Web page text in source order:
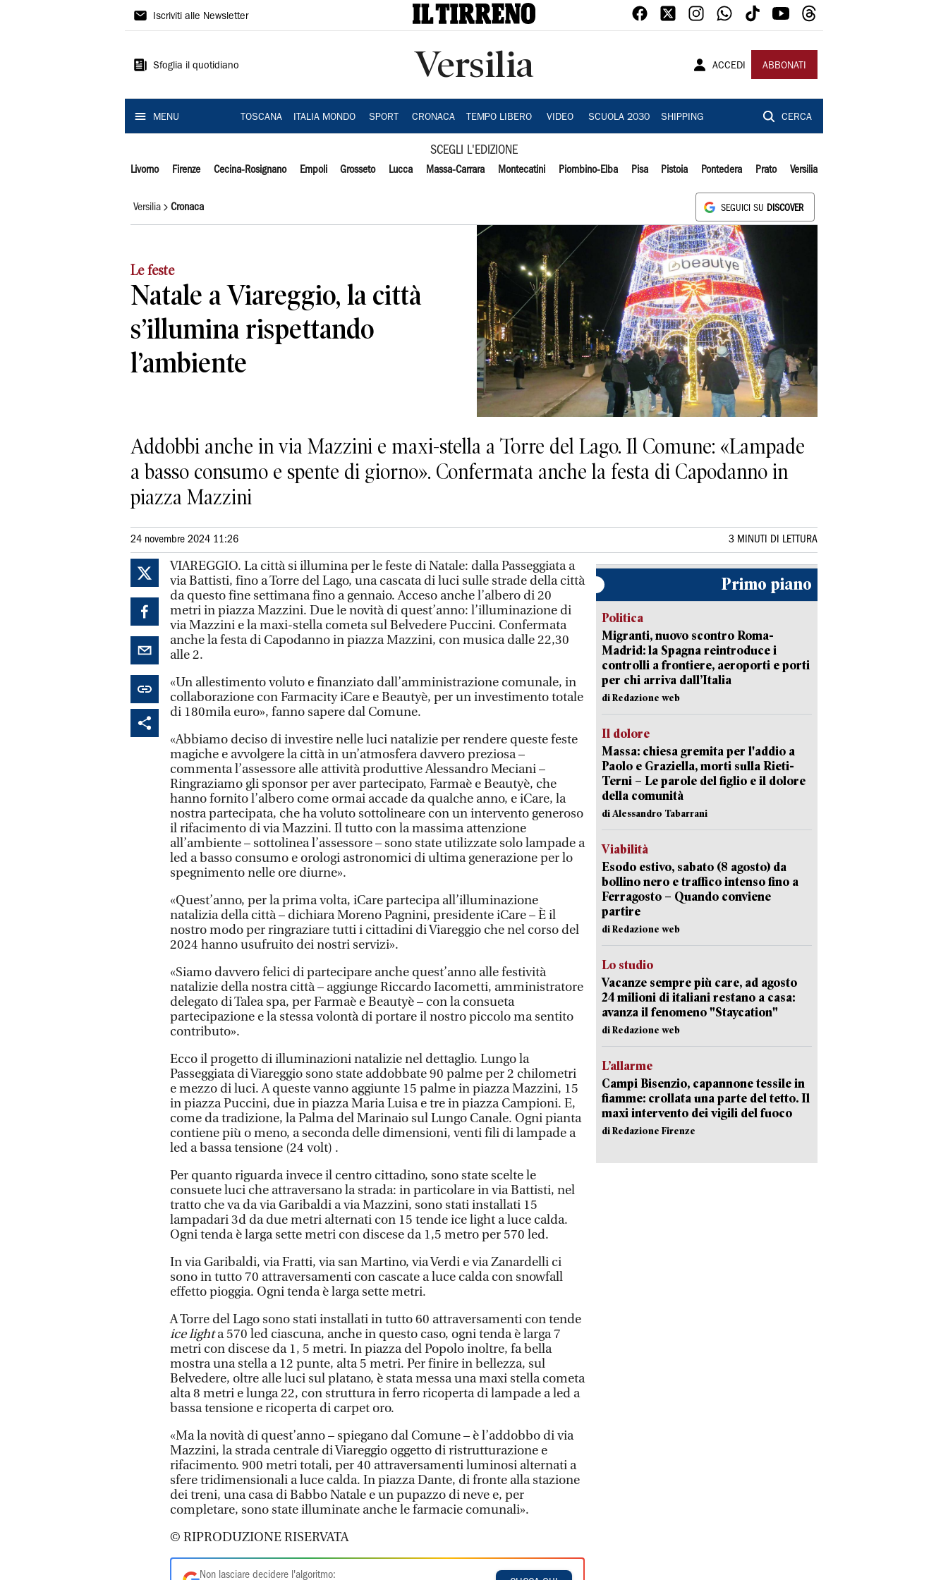
Il
Iscriviti alle Newsletter
Sfoglia il quotidiano Versilia ACCEDI ABBONATI
MENU TOSCANA ITALIA MONDO SPORT CRONACA TEMPO LIBERO VIDEO SCUOLA 2030 SHIPPING CERCA
SCEGLI L'EDIZIONE
Livorno Firenze Cecina-Rosignano Empoli Grosseto Lucca Massa-Carrara Montecatini Piombino-Elba Pisa Pistoia Pontedera Prato Versilia
Versilia Cronaca SEGUICI SU DISCOVER
Le feste
Natale a Viareggio, la città
s’illumina rispettando
l’ambiente
Addobbi anche in via Mazzini e maxi-stella a Torre del Lago. Il Comune: «Lampade
a basso consumo e spente di giorno». Confermata anche la festa di Capodanno in
piazza Mazzini
24 novembre 2024 11:26 3 MINUTI DI LETTURA
VIAREGGIO. La città si illumina per le feste di Natale: dalla Passeggiata a
via Battisti, fino a Torre del Lago, una cascata di luci sulle strade della città
da questo fine settimana fino a gennaio. Acceso anche l’albero di 20
metri in piazza Mazzini. Due le novità di quest’anno: l’illuminazione di
via Mazzini e la maxi-stella cometa sul Belvedere Puccini. Confermata
anche la festa di Capodanno in piazza Mazzini, con musica dalle 22,30
alle 2.
«Un allestimento voluto e finanziato dall’amministrazione comunale, in
collaborazione con Farmacity iCare e Beautyè, per un investimento totale
di 180mila euro», fanno sapere dal Comune.
«Abbiamo deciso di investire nelle luci natalizie per rendere queste feste
magiche e avvolgere la città in un’atmosfera davvero preziosa –
commenta l’assessore alle attività produttive Alessandro Meciani –
Ringraziamo gli sponsor per aver partecipato, Farmaè e Beautyè, che
hanno fornito l’albero come ormai accade da qualche anno, e iCare, la
nostra partecipata, che ha voluto sottolineare con un intervento generoso
il rifacimento di via Mazzini. Il tutto con la massima attenzione
all’ambiente – sottolinea l’assessore – sono state utilizzate solo lampade a
led a basso consumo e orologi astronomici di ultima generazione per lo
spegnimento nelle ore diurne».
«Quest’anno, per la prima volta, iCare partecipa all’illuminazione
natalizia della città – dichiara Moreno Pagnini, presidente iCare – È il
nostro modo per ringraziare tutti i cittadini di Viareggio che nel corso del
2024 hanno usufruito dei nostri servizi».
«Siamo davvero felici di partecipare anche quest’anno alle festività
natalizie della nostra città – aggiunge Riccardo Iacometti, amministratore
delegato di Talea spa, per Farmaè e Beautyè – con la consueta
partecipazione e la stessa volontà di portare il nostro piccolo ma sentito
contributo».
Ecco il progetto di illuminazioni natalizie nel dettaglio. Lungo la
Passeggiata di Viareggio sono state addobbate 90 palme per 2 chilometri
e mezzo di luci. A queste vanno aggiunte 15 palme in piazza Mazzini, 15
in piazza Puccini, due in piazza Maria Luisa e tre in piazza Campioni. E,
come da tradizione, la Palma del Marinaio sul Lungo Canale. Ogni pianta
contiene più o meno, a seconda delle dimensioni, venti fili di lampade a
led a bassa tensione (24 volt) .
Per quanto riguarda invece il centro cittadino, sono state scelte le
consuete luci che attraversano la strada: in particolare in via Battisti, nel
tratto che va da via Garibaldi a via Mazzini, sono stati installati 15
lampadari 3d da due metri alternati con 15 tende ice light a luce calda.
Ogni tenda è larga sette metri con discese da 1,5 metro per 570 led.
In via Garibaldi, via Fratti, via san Martino, via Verdi e via Zanardelli ci
sono in tutto 70 attraversamenti con cascate a luce calda con snowfall
effetto pioggia. Ogni tenda è larga sette metri.
A Torre del Lago sono stati installati in tutto 60 attraversamenti con tende
ice lighta 570 led ciascuna, anche in questo caso, ogni tenda è larga 7
metri con discese da 1, 5 metri. In piazza del Popolo inoltre, fa bella
mostra una stella a 12 punte, alta 5 metri. Per finire in bellezza, sul
Belvedere, oltre alle luci sul platano, è stata messa una maxi stella cometa
alta 8 metri e lunga 22, con struttura in ferro ricoperta di lampade a led a
bassa tensione e ricoperta di carpet oro.
«Ma la novità di quest’anno – spiegano dal Comune – è l’addobbo di via
Mazzini, la strada centrale di Viareggio oggetto di ristrutturazione e
rifacimento. 900 metri totali, per 40 attraversamenti luminosi alternati a
sfere tridimensionali a luce calda. In piazza Dante, di fronte alla stazione
dei treni, una casa di Babbo Natale e un pupazzo di neve e, per
completare, sono state illuminate anche le farmacie comunali».
© RIPRODUZIONE RISERVATA
Non lasciare decidere l'algoritmo:
Primo piano
Politica
Migranti, nuovo scontro Roma-
Madrid: la Spagna reintroduce i
controlli a frontiere, aeroporti e porti
per chi arriva dall’Italia
di Redazione web
Il dolore
Massa: chiesa gremita per l'addio a
Paolo e Graziella, morti sulla Rieti-
Terni – Le parole del figlio e il dolore
della comunità
di Alessandro Tabarrani
Viabilità
Esodo estivo, sabato (8 agosto) da
bollino nero e traffico intenso fino a
Ferragosto – Quando conviene
partire
di Redazione web
Lo studio
Vacanze sempre più care, ad agosto
24 milioni di italiani restano a casa:
avanza il fenomeno "Staycation"
di Redazione web
L’allarme
Campi Bisenzio, capannone tessile in
fiamme: crollata una parte del tetto. Il
maxi intervento dei vigili del fuoco
di Redazione Firenze